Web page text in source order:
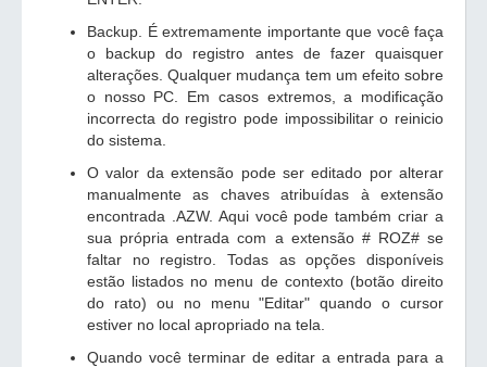
Backup. É extremamente importante que você faça
o backup do registro antes de fazer quaisquer
alterações. Qualquer mudança tem um efeito sobre
o nosso PC. Em casos extremos, a modificação
incorrecta do registro pode impossibilitar o reinicio
do sistema.
O valor da extensão pode ser editado por alterar
manualmente as chaves atribuídas à extensão
encontrada .AZW. Aqui você pode também criar a
sua própria entrada com a extensão # ROZ# se
faltar no registro. Todas as opções disponíveis
estão listados no menu de contexto (botão direito
do rato) ou no menu "Editar" quando o cursor
estiver no local apropriado na tela.
Quando você terminar de editar a entrada para a